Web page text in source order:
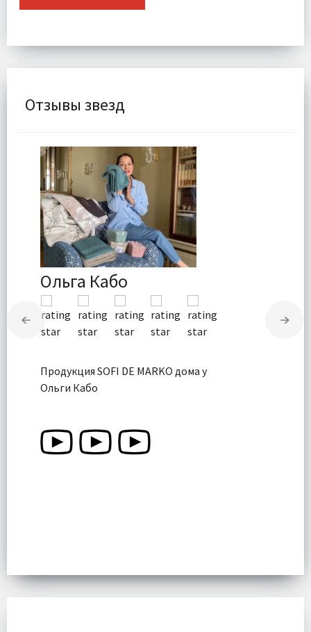
Отзывы звезд
Ольга Кабо
Продукция SOFI DE MARKO дома у
Ольги Кабо